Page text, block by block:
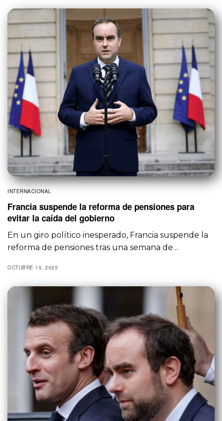
INTERNACIONAL
Francia suspende la reforma de pensiones para
evitar la caída del gobierno
En un giro político inesperado, Francia suspende la
reforma de pensiones tras una semana de…
OCTUBRE 15, 2025